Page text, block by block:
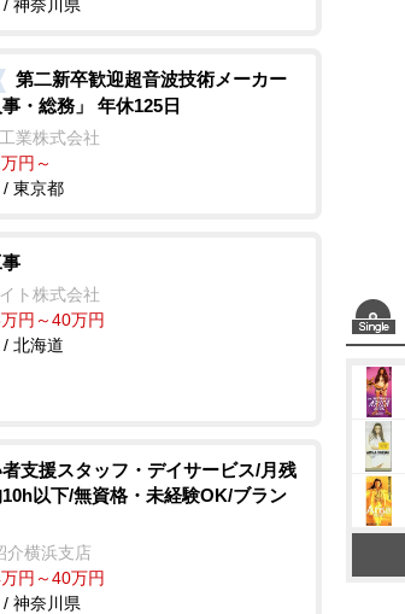
神奈川県
第二新卒歓迎超音波技術メーカー
・総務」 年休125日
業株式会社
円～
東京都
ト株式会社
円～40万円
北海道
者支援スタッフ・デイサービス/月残
以下/無資格・未経験OK/ブラン
介横浜支店
円～40万円
神奈川県